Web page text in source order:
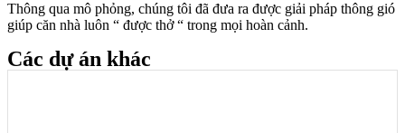
Thông qua mô phỏng, chúng tôi đã đưa ra được giải pháp thông gió
giúp căn nhà luôn “ được thở “ trong mọi hoàn cảnh.
Các dự án khác